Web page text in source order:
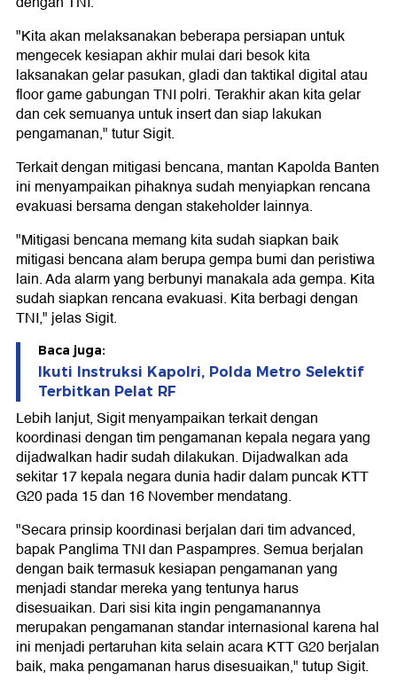
"Kita akan melaksanakan beberapa persiapan untuk
mengecek kesiapan akhir mulai dari besok kita
laksanakan gelar pasukan, gladi dan taktikal digital atau
floor game gabungan TNI polri. Terakhir akan kita gelar
dan cek semuanya untuk insert dan siap lakukan
pengamanan," tutur Sigit.
Terkait dengan mitigasi bencana, mantan Kapolda Banten
ini menyampaikan pihaknya sudah menyiapkan rencana
evakuasi bersama dengan stakeholder lainnya.
"Mitigasi bencana memang kita sudah siapkan baik
mitigasi bencana alam berupa gempa bumi dan peristiwa
lain. Ada alarm yang berbunyi manakala ada gempa. Kita
sudah siapkan rencana evakuasi. Kita berbagi dengan
TNI," jelas Sigit.
Baca juga:
Ikuti Instruksi Kapolri, Polda Metro Selektif
Terbitkan Pelat RF
Lebih lanjut, Sigit menyampaikan terkait dengan
koordinasi dengan tim pengamanan kepala negara yang
dijadwalkan hadir sudah dilakukan. Dijadwalkan ada
sekitar 17 kepala negara dunia hadir dalam puncak KTT
G20 pada 15 dan 16 November mendatang.
"Secara prinsip koordinasi berjalan dari tim advanced,
bapak Panglima TNI dan Paspampres. Semua berjalan
dengan baik termasuk kesiapan pengamanan yang
menjadi standar mereka yang tentunya harus
disesuaikan. Dari sisi kita ingin pengamanannya
merupakan pengamanan standar internasional karena hal
ini menjadi pertaruhan kita selain acara KTT G20 berjalan
baik, maka pengamanan harus disesuaikan," tutup Sigit.